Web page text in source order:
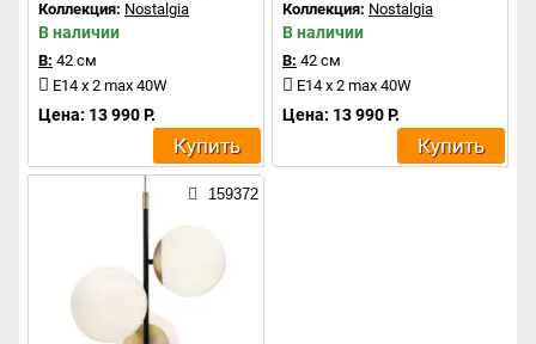
Коллекция: Nostalgia
В наличии
В: 42 см
E14 x 2 max 40W
Цена: 13 990 Р.
Купить
Коллекция: Nostalgia
В наличии
В: 42 см
E14 x 2 max 40W
Цена: 13 990 Р.
Купить
159372